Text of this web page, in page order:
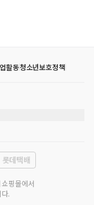
활동청소년보호정책
롯데택배
핑몰에서
.